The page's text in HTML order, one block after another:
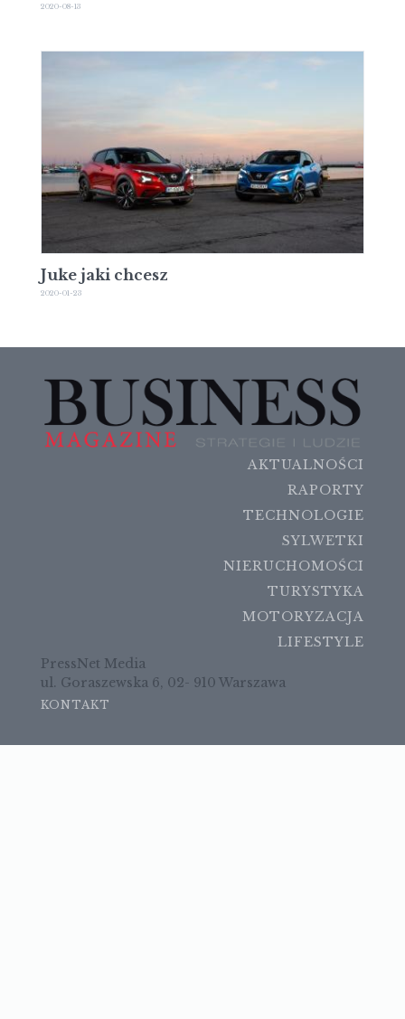
2020-08-13
Juke jaki chcesz
2020-01-23
AKTUALNOŚCI
RAPORTY
TECHNOLOGIE
SYLWETKI
NIERUCHOMOŚCI
TURYSTYKA
MOTORYZACJA
LIFESTYLE
PressNet Media
ul. Goraszewska 6, 02- 910 Warszawa
KONTAKT